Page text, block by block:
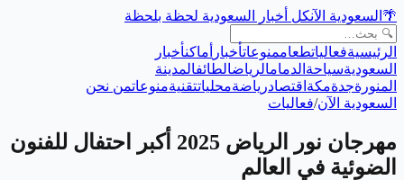
🌴 السعودية الآنكل أخبار السعودية لحظة بلحظة
الرئيسيةفعالياتطعاممنوعاتأخبار أماكنأخبار
السعوديةسياحة الدمامالرياضالطائفالمدينة
المنورةجدةمكة اقتصادرياضةمحلياتتقنيةمنوعاتمن نحن
السعودية الآن/فعاليات
مهرجان نور الرياض 2025 أكبر احتفال للفنون
الضوئية في العالم